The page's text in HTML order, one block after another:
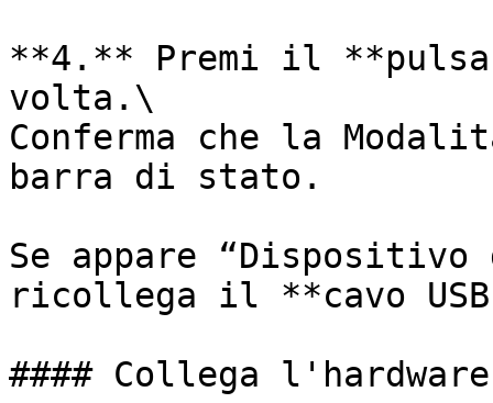
**4.** Premi il
volta.\
Conferma che la
barra di stato.
Se appare
ricollega il **cavo USB
#### Collega l'hardware